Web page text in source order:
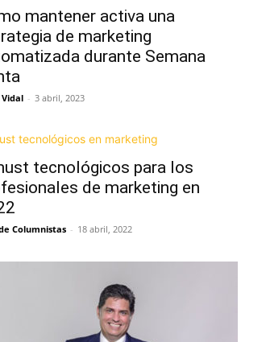
mantener activa una
de marketing
durante Semana
Vidal - 3 abril, 2023
tecnológicos para los
de marketing en
Columnistas - 18 abril, 2022